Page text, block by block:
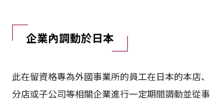
企業內調動於日本
此在留資格專為外國事業所的員工在日本的本店、
分店或子公司等相關企業進行一定期間調動並從事